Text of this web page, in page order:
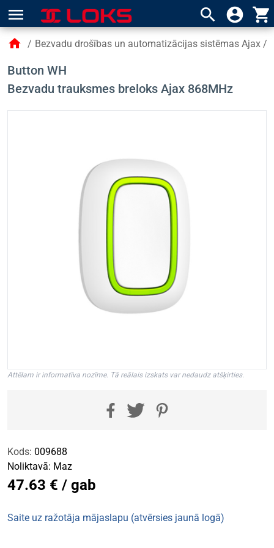
menu search account_circle shopping_cart
home / Bezvadu drošības un automatizācijas sistēmas Ajax /
Button WH
Bezvadu trauksmes breloks Ajax 868MHz
Attēlam ir informatīva nozīme. Tā reālais izskats var nedaudz atšķirties.
Kods: 009688
Noliktavā: Maz
47.63 € / gab
Saite uz ražotāja mājaslapu (atvērsies jaunā logā)